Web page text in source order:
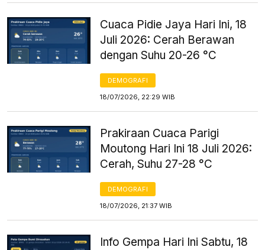
Cuaca Pidie Jaya Hari Ini, 18
Juli 2026: Cerah Berawan
dengan Suhu 20-26 °C
DEMOGRAFI
18/07/2026, 22:29 WIB
Prakiraan Cuaca Parigi
Moutong Hari Ini 18 Juli 2026:
Cerah, Suhu 27-28 °C
DEMOGRAFI
18/07/2026, 21:37 WIB
Info Gempa Hari Ini Sabtu, 18